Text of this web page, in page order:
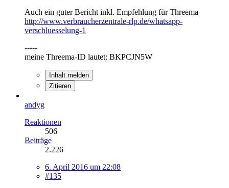
Auch ein guter Bericht inkl. Empfehlung für Threema
http://www.verbraucherzentrale-rlp.de/whatsapp-
verschluesselung-1
-----
meine Threema-ID lautet: BKPCJN5W
Inhalt melden
Zitieren
andyg
Reaktionen
506
Beiträge
2.226
6. April 2016 um 22:08
#135